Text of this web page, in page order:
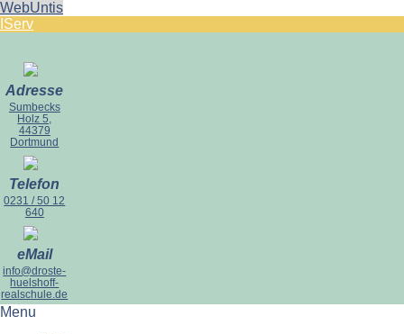
WebUntis
IServ
Adresse
Sumbecks
Holz 5,
44379
Dortmund
Telefon
0231 / 50 12
640
eMail
info@droste-
huelshoff-
realschule.de
Menu